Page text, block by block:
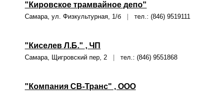
"Кировское трамвайное депо"
Самара, ул. Физкультурная, 1/б тел.: (846) 9519111
"Киселев Л.Б." , ЧП
Самара, Щигровский пер, 2 тел.: (846) 9551868
"Компания СВ-Транс" , ООО